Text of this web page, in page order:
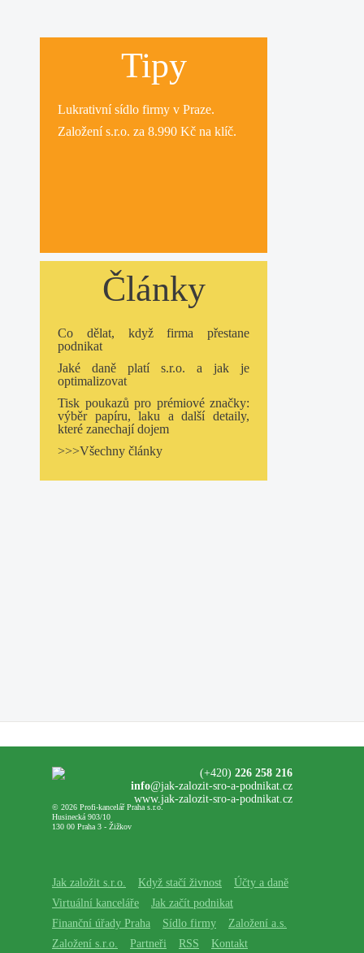
Tipy
Lukrativnísídlo firmy v Praze.
Založení s.r.o. za 8.990 Kč na klíč.
Články
Co dělat, když firma přestane
podnikat
Jaké daně platí s.r.o. a jak je
optimalizovat
Tisk poukazů pro prémiové značky:
výběr papíru, laku a další detaily,
které zanechají dojem
>>>Všechny články
© 2026 Profi-kancelář Praha s.r.o.
Husinecká 903/10
130 00 Praha 3 - Žižkov
(+420) 226 258 216
info@jak-zalozit-sro-a-podnikat.cz
www.jak-zalozit-sro-a-podnikat.cz
Jak založit s.r.o. Když stačí živnost
Účty a daně
Virtuální kanceláře
Jak začít podnikat
Finanční úřady Praha
Sídlo firmy
Založení a.s.
Založení s.r.o.
Partneři RSS Kontakt